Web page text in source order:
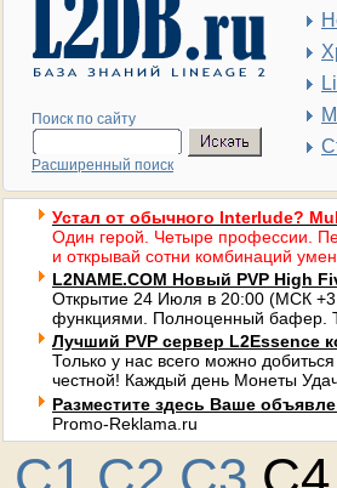
Поиск по сайту
Расширенный поиск
Устал от обычного Interlude?
Один герой. Четыре профессии.
и открывай сотни комбинаций
L2NAME.COM Новый PVP High
Открытие 24 Июля в 20:00 (МСК
функциями. Полноценный бафер.
Лучший PVP сервер L2Essence
Только у нас всего можно
честной! Каждый день Монеты
Разместите здесь Ваше
Promo-Reklama.ru